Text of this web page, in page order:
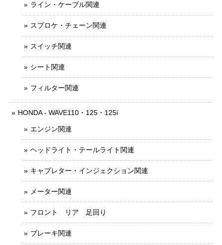
ライン・ケーブル関連
スプロケ・チェーン関連
スイッチ関連
シート関連
フィルター関連
HONDA - WAVE110・125・125i
エンジン関連
ヘッドライト・テールライト関連
キャブレター・インジェクション関連
メーター関連
フロント リア 足回り
ブレーキ関連